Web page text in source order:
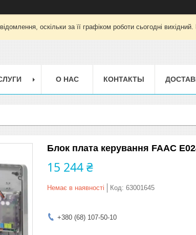
оскільки за її графіком роботи сьогодні
О НАС КОНТАКТЫ
Блок плата керування FAAC
15 244 ₴
Немає в наявності Код: 63001645
+380 (68) 107-50-10